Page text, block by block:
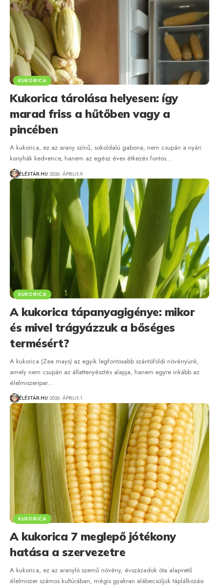
KUKORICA
Kukorica tárolása helyesen: így
marad friss a hűtőben vagy a
pincében
A kukorica, ez az arany színű, sokoldalú gabona, nem csupán a nyári
konyhák kedvence, hanem az egész éves étkezés fontos…
ÉLÉSTÁR.HU 2026. ÁPRILIS 9.
KUKORICA
A kukorica tápanyagigénye: mikor
és mivel trágyázzuk a bőséges
termésért?
A kukorica (Zea mays) az egyik legfontosabb szántóföldi növényünk,
amely nem csupán az állattenyésztés alapja, hanem egyre inkább az
élelmiszeripar…
ÉLÉSTÁR.HU 2026. ÁPRILIS 1.
KUKORICA
A kukorica 7 meglepő jótékony
hatása a szervezetre
A kukorica, ez az aranyló szemű növény, évszázadok óta alapvető
élelmiszer számos kultúrában, mégis gyakran alábecsüljük táplálkozási